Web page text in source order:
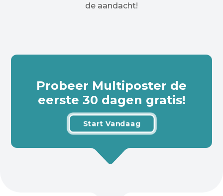
de aandacht!
Probeer Multiposter de
eerste 30 dagen gratis!
Start Vandaag